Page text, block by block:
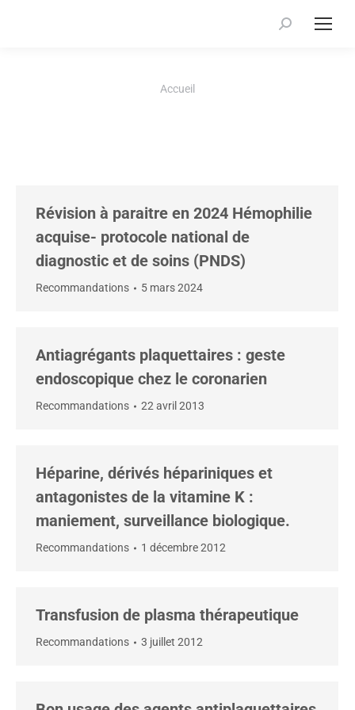
Recherche
Accueil
Révision à paraitre en 2024 Hémophilie
acquise- protocole national de
diagnostic et de soins (PNDS)
Recommandations 5 mars 2024
Antiagrégants plaquettaires : geste
endoscopique chez le coronarien
Recommandations 22 avril 2013
Héparine, dérivés hépariniques et
antagonistes de la vitamine K :
maniement, surveillance biologique.
Recommandations 1 décembre 2012
Transfusion de plasma thérapeutique
Recommandations 3 juillet 2012